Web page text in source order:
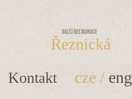
Další restaurace
Řeznická
Kontakt cze / eng